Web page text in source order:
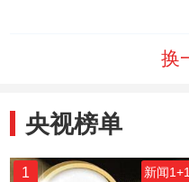
换
央视榜单
1 新闻1+1